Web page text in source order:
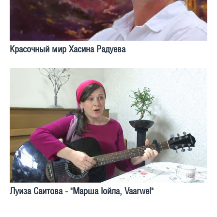
Красочный мир Хасина Радуева
Луиза Саитова - "Марша Iойла, Vaarwel"